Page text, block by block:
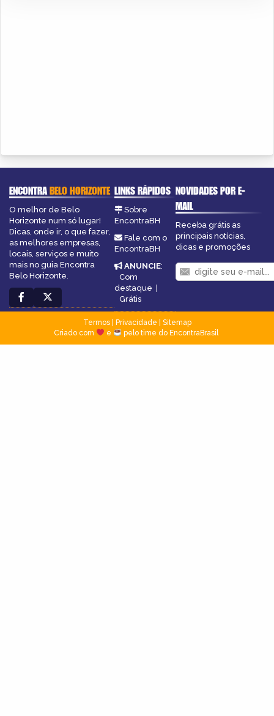
ENCONTRABELO HORIZONTE
O melhor de Belo
Horizonte num só lugar!
Dicas, onde ir, o que fazer,
as melhores empresas,
locais, serviços e muito
mais no guia Encontra
Belo Horizonte.
LINKS RÁPIDOS
Sobre
EncontraBH
Fale com o
EncontraBH
ANUNCIE:
Com
destaque |
Grátis
NOVIDADES POR E-
MAIL
Receba grátis as
principais notícias,
dicas e promoções
Termos| Privacidade
Sitemap
Criado com
e pelo time do EncontraBrasil